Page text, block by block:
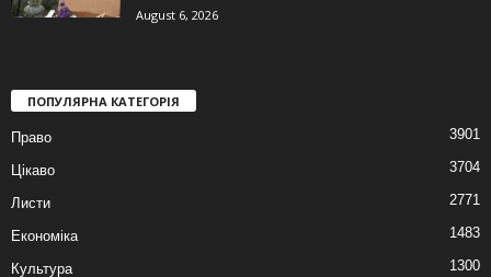
August 6, 2026
ПОПУЛЯРНА КАТЕГОРІЯ
Право 3901
Цікаво 3704
Листи 2771
Економіка 1483
Культура 1300